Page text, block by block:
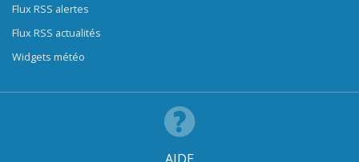
Flux RSS alertes
Flux RSS actualités
Widgets météo